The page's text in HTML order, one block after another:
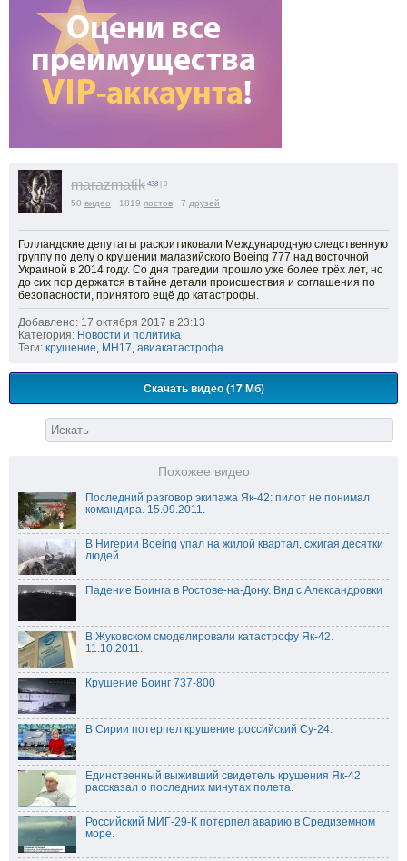
marazmatik 438 | 0
50 видео 1819 постов 7 друзей
Голландские депутаты раскритиковали Международную следственную
группу по делу о крушении малазийского Boeing 777 над восточной
Украиной в 2014 году. Со дня трагедии прошло уже более трёх лет, но
до сих пор держатся в тайне детали происшествия и соглашения по
безопасности, принятого ещё до катастрофы.
Добавлено: 17 октября 2017 в 23:13
Категория: Новости и политика
Теги: крушение, MH17, авиакатастрофа
Скачать видео (17 Мб)
Похожее видео
Последний разговор экипажа Як-42: пилот не понимал
командира. 15.09.2011.
В Нигерии Boeing упал на жилой квартал, сжигая десятки
людей
Падение Боинга в Ростове-на-Дону. Вид с Александровки
В Жуковском смоделировали катастрофу Як-42.
11.10.2011.
Крушение Боинг 737-800
В Сирии потерпел крушение российский Су-24.
Единственный выживший свидетель крушения Як-42
рассказал о последних минутах полета.
Российский МИГ-29-К потерпел аварию в Средиземном
море.